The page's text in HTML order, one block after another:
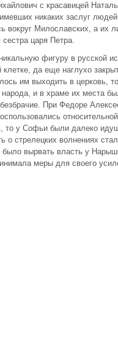
с красавицей
никаких заслуг
вокруг Милославских, а их
царя Петра.
фигуру в русской
да еще наглухо
им выходить в церковь,
и в храме их места
При Федоре
то у Софьи были далеко
о стрелецких волнениях
было вырвать власть у
меры для своего